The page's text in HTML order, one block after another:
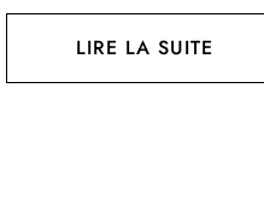
LIRE LA SUITE